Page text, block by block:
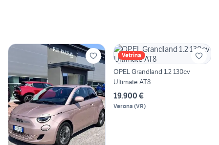
Vetrina
OPEL Grandland 1.2 130cv
Ultimate AT8
19.900 €
Verona (VR)